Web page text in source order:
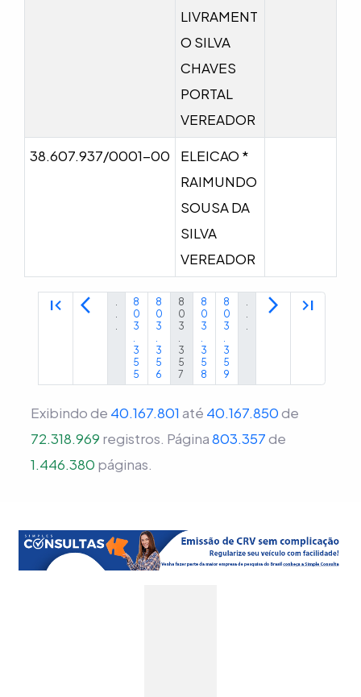
LIVRAMENT
O SILVA
CHAVES
PORTAL
VEREADOR
38.607.937/0001-00
ELEICAO *
RAIMUNDO
SOUSA DA
SILVA
VEREADOR
first_page arrow_back_ios
.
.
.
8
0
3
.
3
5
5
8
0
3
.
3
5
6
8
0
3
.
3
5
7
8
0
3
.
3
5
8
8
0
3
.
3
5
9
.
.
.
arrow_forward_ios last_page
Exibindo de 40.167.801 até 40.167.850de
72.318.969 registros. Página803.357de
1.446.380 páginas.